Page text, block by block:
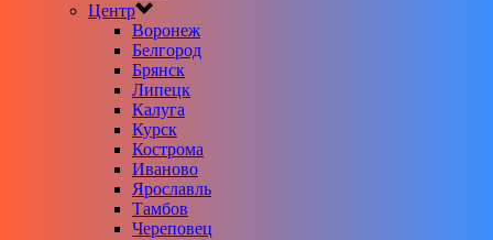
Центр
Воронеж
Белгород
Брянск
Липецк
Калуга
Курск
Кострома
Иваново
Ярославль
Тамбов
Череповец